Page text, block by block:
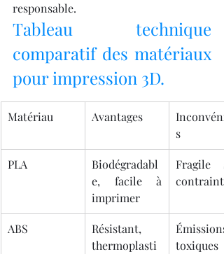
responsable.
Tableau technique
comparatif des matériaux
pour impression 3D.
Matériau Avantages
s
PLA
Biodégradabl
e, facile à
imprimer
Fragile
contrainte
ABS
Résistant,
thermoplasti
Émissions
toxiques